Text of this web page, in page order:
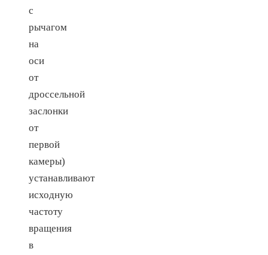
с
рычагом
на
оси
от
дроссельной
заслонки
от
первой
камеры)
устанавливают
исходную
частоту
вращения
в